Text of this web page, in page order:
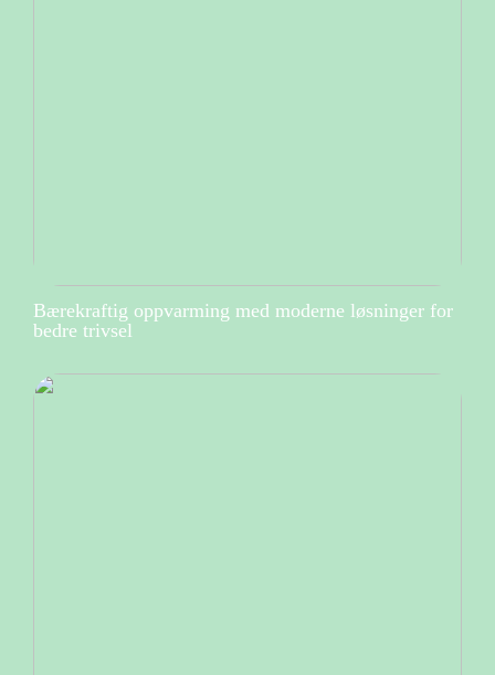
Bærekraftig oppvarming med moderne løsninger for
bedre trivsel